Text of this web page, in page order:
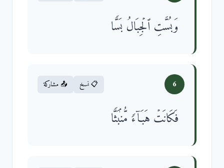
وَبُسَّتِ ٱلۡجِبَالُ بَسࣰّا
6 📋 نسخ 📤 مشاركة
فَكَانَتۡ هَبَاۤءࣰ مُّنۢبَثࣰّا